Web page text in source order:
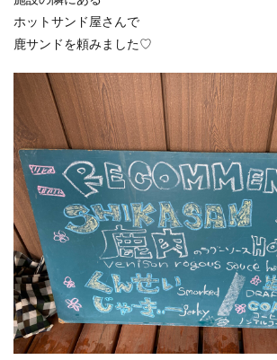
ホットサンド屋さんで
鹿サンドを頼みました♡